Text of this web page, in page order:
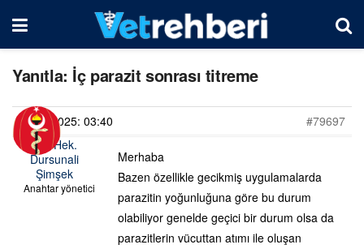
Yanıtla: İç parazit sonrası titreme
23/05/2025: 03:40
#79697
Vet. Hek.
Dursunali
Şimşek
Anahtar yönetici
Merhaba
Bazen özellikle gecikmiş uygulamalarda
parazitin yoğunluğuna göre bu durum
olabiliyor genelde geçici bir durum olsa da
parazitlerin vücuttan atımı ile oluşan